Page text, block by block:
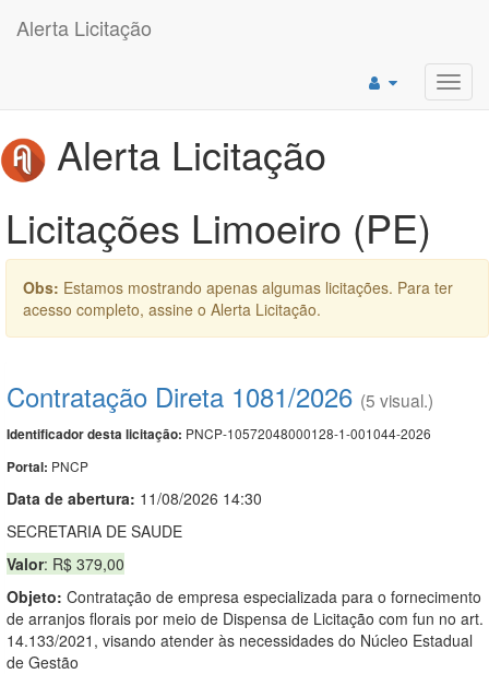
Alerta Licitação
Alerta Licitação
Licitações Limoeiro (PE)
Obs: Estamos mostrando apenas algumas licitações. Para ter
acesso completo, assine o Alerta Licitação.
Contratação Direta 1081/2026 (5 visual.)
Identificador desta licitação: PNCP-10572048000128-1-001044-2026
Portal: PNCP
Data de abertura: 11/08/2026 14:30
SECRETARIA DE SAUDE
Valor: R$ 379,00
Objeto: Contratação de empresa especializada para o fornecimento
de arranjos florais por meio de Dispensa de Licitação com fun no art.
14.133/2021, visando atender às necessidades do Núcleo Estadual
de Gestão